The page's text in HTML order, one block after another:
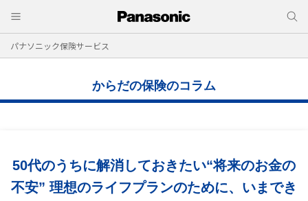
パナソニック保険サービス
からだの保険のコラム
50代のうちに解消しておきたい“将来のお金の
不安” 理想のライフプランのために、いまでき